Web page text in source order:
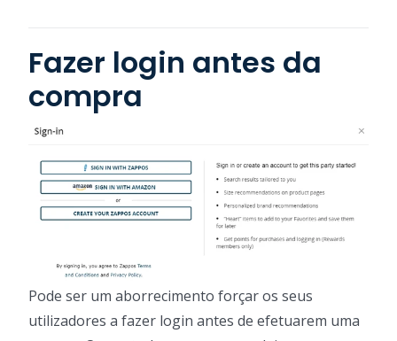
Fazer login antes da
compra
Pode ser um aborrecimento forçar os seus
utilizadores a fazer login antes de efetuarem uma